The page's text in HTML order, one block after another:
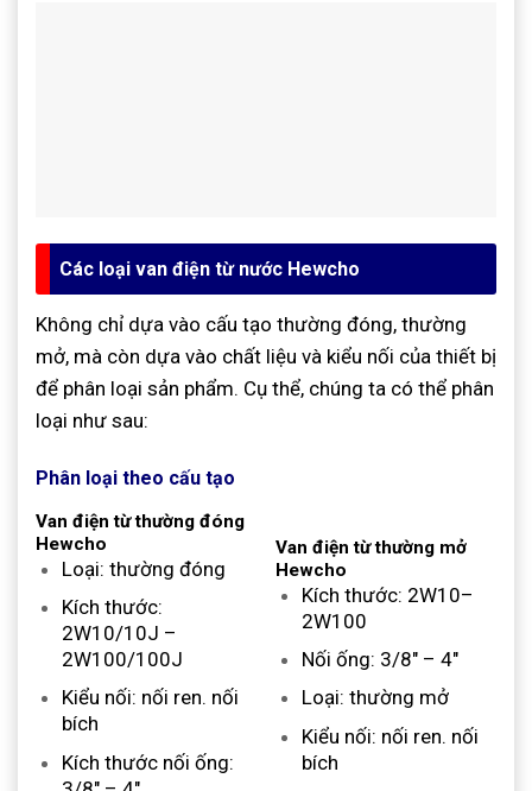
Các loại van điện từ nước Hewcho
Không chỉ dựa vào cấu tạo thường đóng, thường
mở, mà còn dựa vào chất liệu và kiểu nối của thiết bị
để phân loại sản phẩm. Cụ thể, chúng ta có thể phân
loại như sau:
Phân loại theo cấu tạo
Van điện từ thường đóng
Hewcho
Loại: thường đóng
Kích thước:
2W10/10J –
2W100/100J
Kiểu nối: nối ren. nối
bích
Kích thước nối ống:
Van điện từ thường mở
Hewcho
Kích thước: 2W10–
2W100
Nối ống: 3/8″ – 4″
Loại: thường mở
Kiểu nối: nối ren. nối
bích